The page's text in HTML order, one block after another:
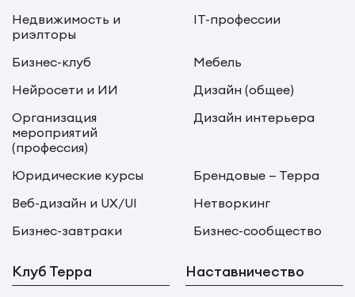
Недвижимость и
риэлторы
IT-профессии
Бизнес-клуб
Мебель
Нейросети и ИИ
Дизайн (общее)
Организация
мероприятий
(профессия)
Дизайн интерьера
Юридические курсы
Брендовые — Терра
Веб-дизайн и UX/UI
Нетворкинг
Бизнес-завтраки
Бизнес-сообщество
Клуб Терра Наставничество